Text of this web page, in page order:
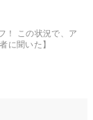
！ この状況で、ア
に聞いた】